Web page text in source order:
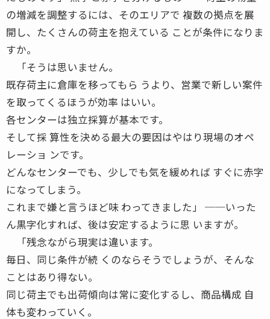
の増減を調整するには、そのエリアで 複数の拠点を展
開し、たくさんの荷主を抱えている ことが条件になりま
すか。
「そうは思いません。
既存荷主に倉庫を移ってもら うより、営業で新しい案件
を取ってくるほうが効率 はいい。
各センターは独立採算が基本です。
そして採 算性を決める最大の要因はやはり現場のオペ
レーショ ンです。
どんなセンターでも、少しでも気を緩めれば すぐに赤字
になってしまう。
これまで嫌と言うほど味 わってきました」 ──いった
ん黒字化すれば、後は安定するように思 いますが。
「残念ながら現実は違います。
毎日、同じ条件が続 くのならそうでしょうが、そんな
ことはあり得ない。
同じ荷主でも出荷傾向は常に変化するし、商品構成 自
体も変わっていく。